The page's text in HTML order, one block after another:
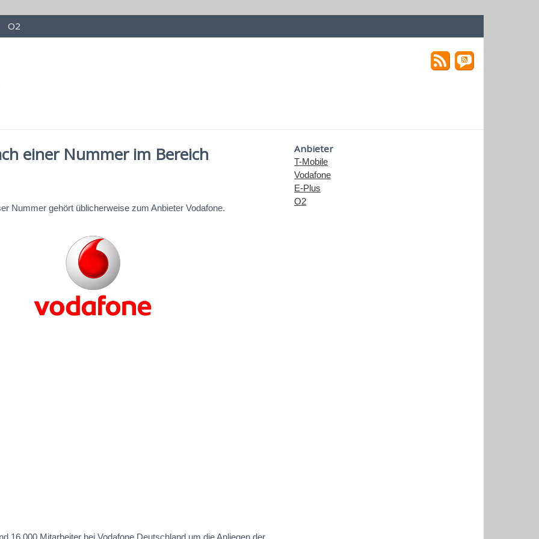
O2
einer Nummer im Bereich
Nummer gehört üblicherweise zum Anbieter Vodafone.
16.000 Mitarbeiter bei Vodafone Deutschland um die Anliegen der
Anbieter
T-Mobile
Vodafone
E-Plus
O2